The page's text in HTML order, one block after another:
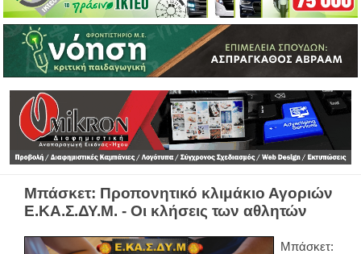
Μπάσκετ: Προπονητικό κλιμάκιο Αγοριών
Ε.ΚΑ.Σ.ΔΥ.Μ. - Οι κλήσεις των αθλητών
Μπάσκετ: